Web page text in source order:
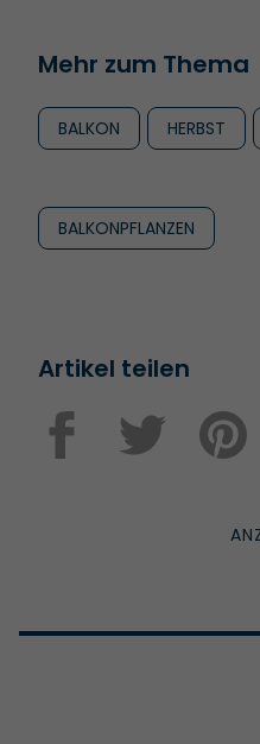
Mehr zum Thema
BALKON HERBST
BALKONPFLANZEN
Artikel teilen